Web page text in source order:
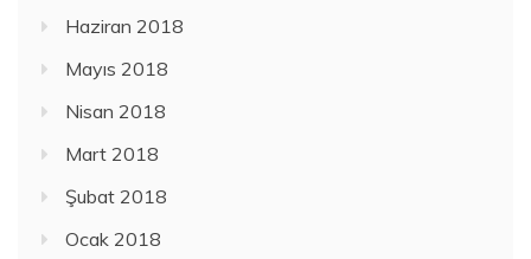
Haziran 2018
Mayıs 2018
Nisan 2018
Mart 2018
Şubat 2018
Ocak 2018